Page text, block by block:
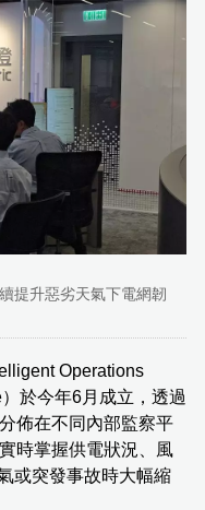
提升惡劣天氣下電網韌
Operations
於今年6月成立，透過
佈在不同內部監察平
時掌握供電狀況、風
或突發事故時大幅縮